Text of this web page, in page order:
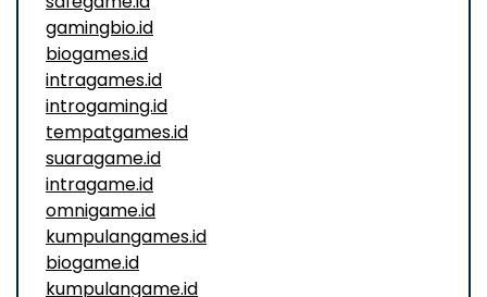
gamingbio.id
biogames.id
intragames.id
introgaming.id
tempatgames.id
suaragame.id
intragame.id
omnigame.id
kumpulangames.id
biogame.id
kumpulangame.id